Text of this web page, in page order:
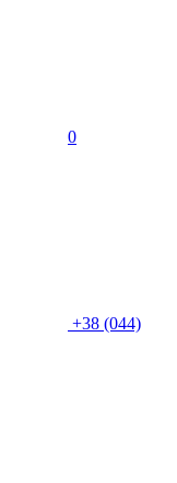
0
+38 (044)